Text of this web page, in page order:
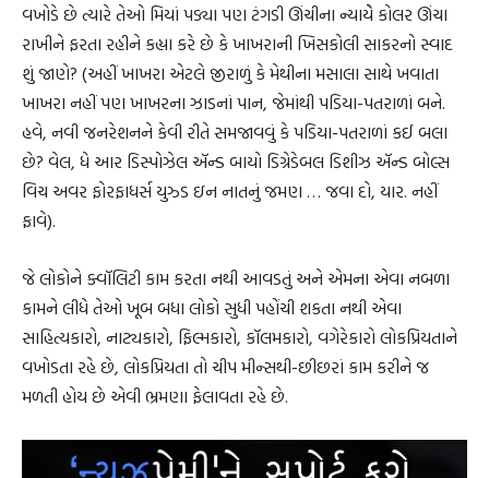
વખોડે છે ત્યારે તેઓ મિયાં પડ્યા પણ ટંગડી ઊંચીના ન્યાયેે કોલર ઊંચા
રાખીને ફરતા રહીને કહ્યા કરે છે કે ખાખરાની ખિસકોલી સાકરનો સ્વાદ
શું જાણે? (અહીં ખાખરા એટલે જીરાળું કે મેથીના મસાલા સાથે ખવાતા
ખાખરા નહીં પણ ખાખરના ઝાડનાં પાન, જેમાંથી પડિયા-પતરાળાં બને.
હવે, નવી જનરેશનને કેવી રીતે સમજાવવું કે પડિયા-પતરાળાં કઈ બલા
છે? વેલ, ધે આર ડિસ્પોઝેલ ઍન્ડ બાયો ડિગ્રેડેબલ ડિશીઝ ઍન્ડ બોલ્સ
વિચ અવર ફોરફાધર્સ યુઝ્ડ ઇન નાતનું જમણ … જવા દો, યાર. નહીં
ફાવે).
જે લોકોને ક્વૉલિટી કામ કરતા નથી આવડતું અને એમના એવા નબળા
કામને લીધે તેઓ ખૂબ બધા લોકો સુધી પહોંચી શકતા નથી એવા
સાહિત્યકારો, નાટ્યકારો, ફિલ્મકારો, કૉલમકારો, વગેરેકારો લોકપ્રિયતાને
વખોડતા રહે છે, લોકપ્રિયતા તો ચીપ મીન્સથી-છીછરાં કામ કરીને જ
મળતી હોય છે એવી ભ્રમણા ફેલાવતા રહે છે.